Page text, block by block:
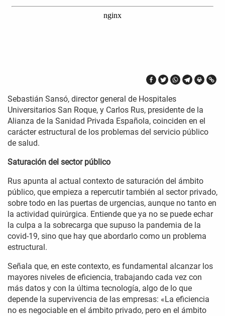
Sebastián Sansó, director general de Hospitales
Universitarios San Roque, y Carlos Rus, presidente de la
Alianza de la Sanidad Privada Española, coinciden en el
carácter estructural de los problemas del servicio público
de salud.
Saturación del sector público
Rus apunta al actual contexto de saturación del ámbito
público, que empieza a repercutir también al sector privado,
sobre todo en las puertas de urgencias, aunque no tanto en
la actividad quirúrgica. Entiende que ya no se puede echar
la culpa a la sobrecarga que supuso la pandemia de la
covid-19, sino que hay que abordarlo como un problema
estructural.
Señala que, en este contexto, es fundamental alcanzar los
mayores niveles de eficiencia, trabajando cada vez con
más datos y con la última tecnología, algo de lo que
depende la supervivencia de las empresas: «La eficiencia
no es negociable en el ámbito privado, pero en el ámbito